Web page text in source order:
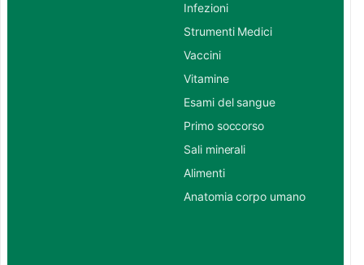
Infezioni
Strumenti Medici
Vaccini
Vitamine
Esami del sangue
Primo soccorso
Sali minerali
Alimenti
Anatomia corpo umano